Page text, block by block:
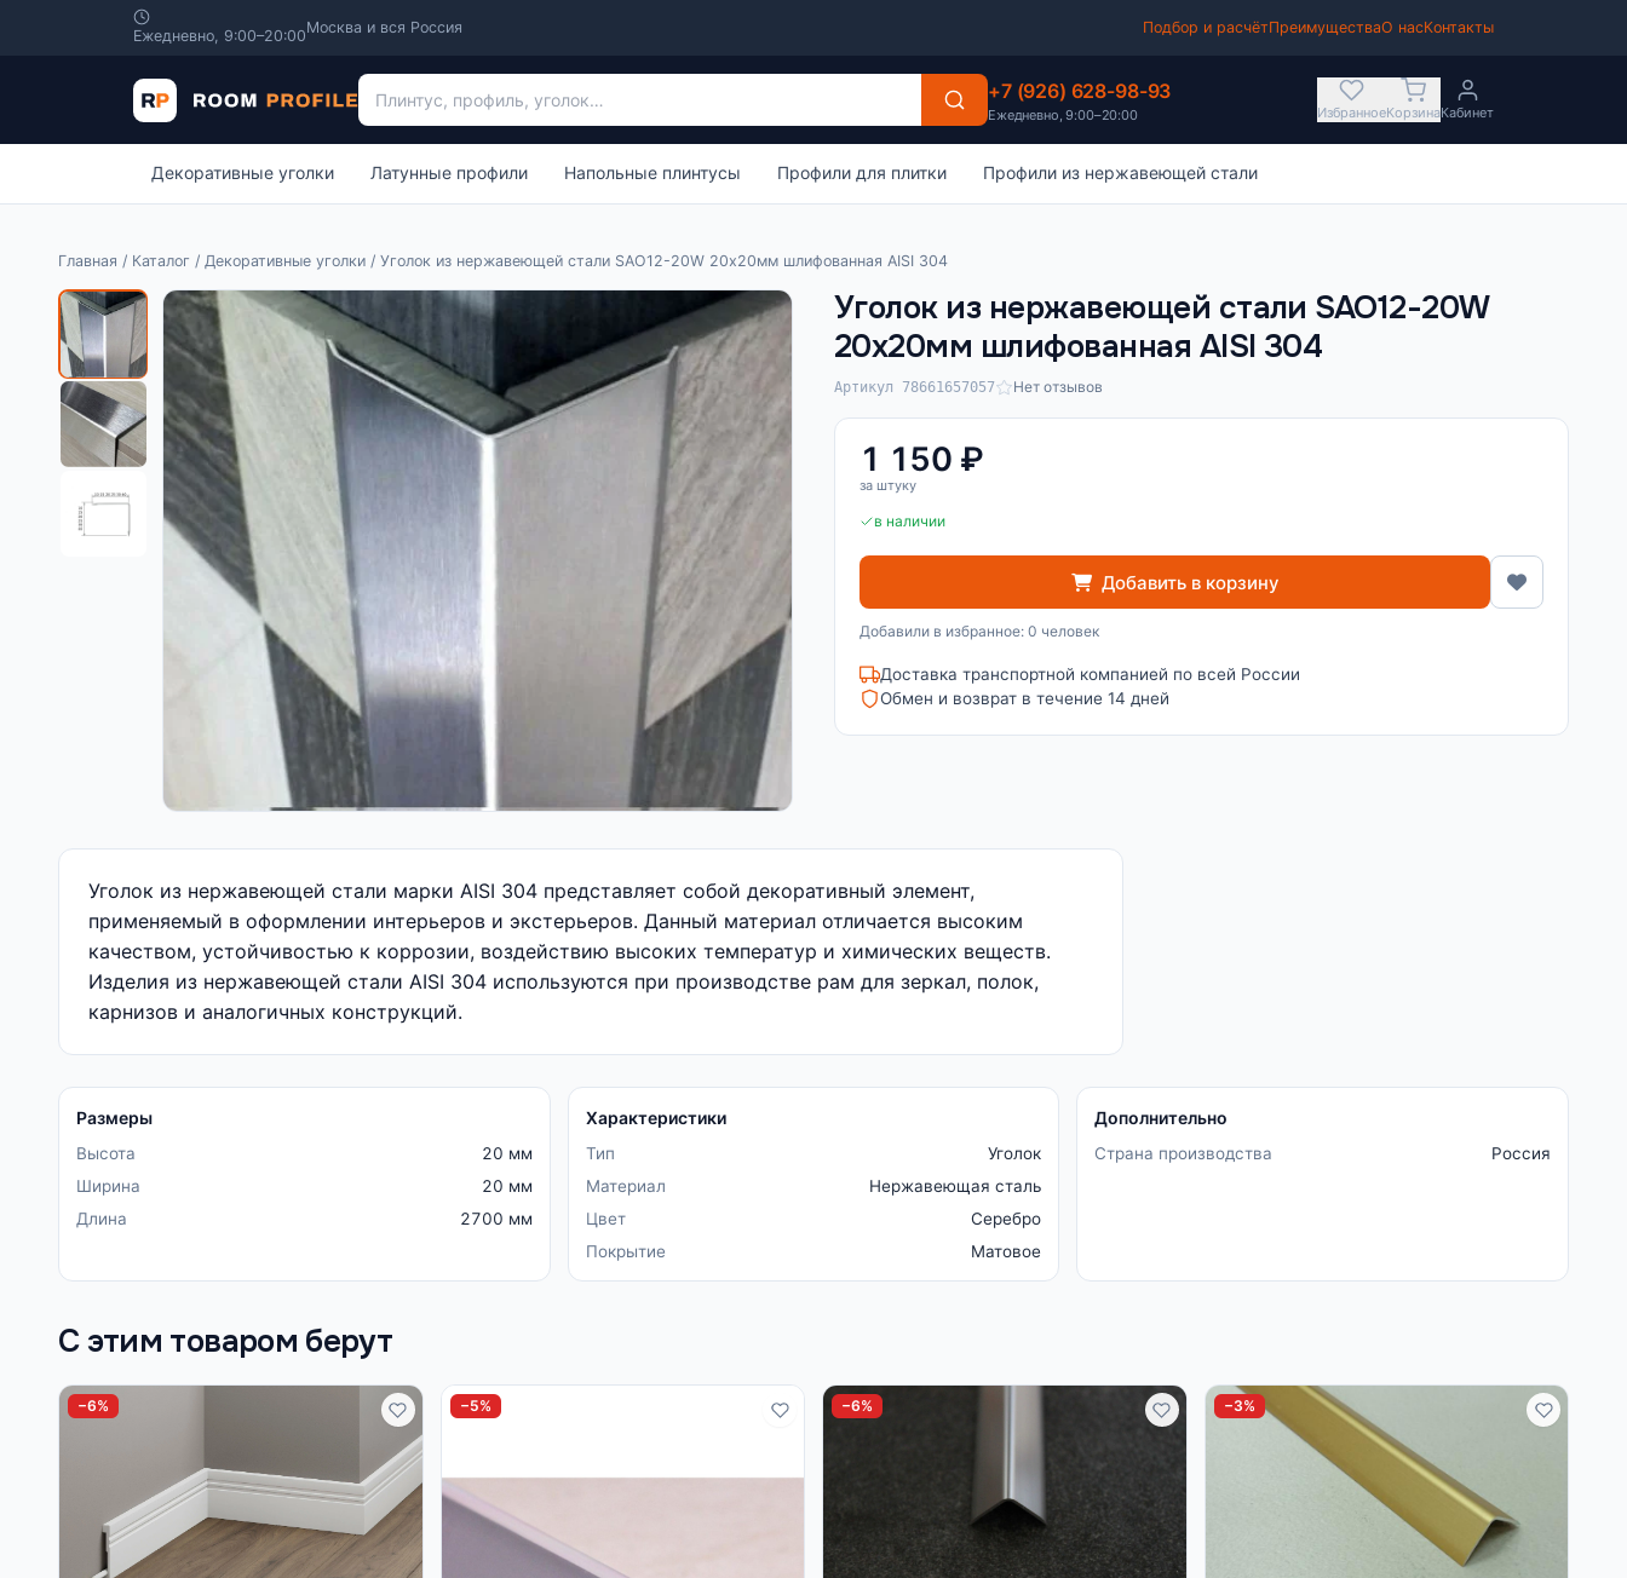
Ежедневно, 9:00–20:00Москва и вся Россия Подбор и расчётПреимуществаО насКонтакты
Поиск по каталогу +7 (926) 628-98-93
Ежедневно, 9:00–20:00 ИзбранноеКорзинаКабинет
Декоративные уголки Латунные профили Напольные плинтусы Профили для плитки Профили из нержавеющей стали
Главная / Каталог / Декоративные уголки / Уголок из нержавеющей стали SAO12-20W 20х20мм шлифованная AISI 304
Уголок из нержавеющей стали SAO12-20W
20х20мм шлифованная AISI 304
Артикул 78661657057 Нет отзывов
1 150 ₽
за штуку
в наличии
Добавить в корзину
Добавили в избранное: 0 человек
Доставка транспортной компанией по всей России
Обмен и возврат в течение 14 дней
Уголок из нержавеющей стали марки AISI 304 представляет собой декоративный элемент,
применяемый в оформлении интерьеров и экстерьеров. Данный материал отличается высоким
качеством, устойчивостью к коррозии, воздействию высоких температур и химических веществ.
Изделия из нержавеющей стали AISI 304 используются при производстве рам для зеркал, полок,
карнизов и аналогичных конструкций.
Размеры
Высота
20 мм
Ширина
20 мм
Длина
2700 мм
Характеристики
Тип
Уголок
Материал
Нержавеющая сталь
Цвет
Серебро
Покрытие
Матовое
Дополнительно
Страна производства Россия
С этим товаром берут
−6% −5% −6% −3%